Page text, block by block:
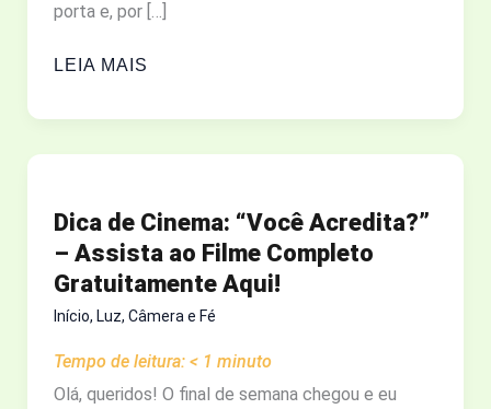
porta e, por […]
FILME
COMPLETO
DIAS
O
MILAGRE
DA
LEIA MAIS
Dica de Cinema: “Você Acredita?”
– Assista ao Filme Completo
Gratuitamente Aqui!
Início, Luz, Câmera e Fé
Tempo de leitura: < 1 minuto
Olá, queridos! O final de semana chegou e eu